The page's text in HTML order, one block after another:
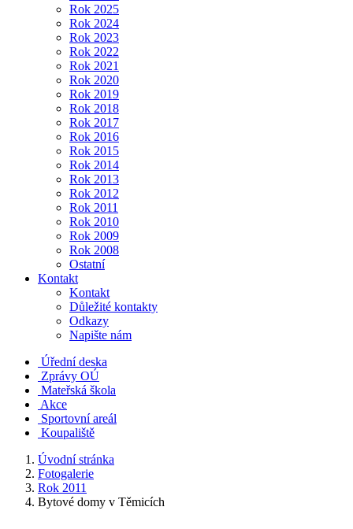
Rok 2025
Rok 2024
Rok 2023
Rok 2022
Rok 2021
Rok 2020
Rok 2019
Rok 2018
Rok 2017
Rok 2016
Rok 2015
Rok 2014
Rok 2013
Rok 2012
Rok 2011
Rok 2010
Rok 2009
Rok 2008
Ostatní
Kontakt
Kontakt
Důležité kontakty
Odkazy
Napište nám
Úřední deska
Zprávy OÚ
Mateřská škola
Akce
Sportovní areál
Koupaliště
Úvodní stránka
Fotogalerie
Rok 2011
Bytové domy v Těmicích